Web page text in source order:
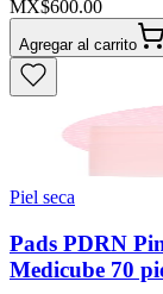
MX$600.00
Agregar al carrito
Piel seca
Pads PDRN
Medicube 70